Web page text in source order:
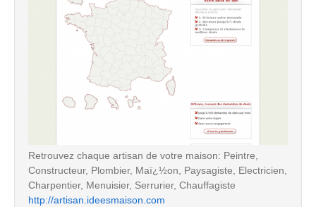
Retrouvez chaque artisan de votre maison: Peintre,
Constructeur, Plombier, Maï¿½on, Paysagiste, Electricien,
Charpentier, Menuisier, Serrurier, Chauffagiste
http://artisan.ideesmaison.com